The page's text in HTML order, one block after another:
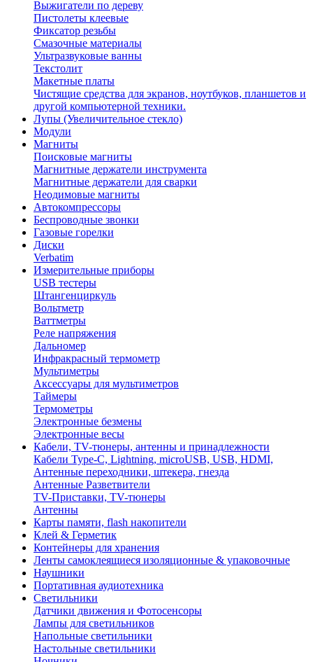
Выжигатели по дереву
Пистолеты клеевые
Фиксатор резьбы
Смазочные материалы
Ультразвуковые ванны
Текстолит
Макетные платы
Чистящие средства для экранов, ноутбуков, планшетов и
другой компьютерной техники.
Лупы (Увеличительное стекло)
Модули
Магниты
Поисковые магниты
Магнитные держатели инструмента
Магнитные держатели для сварки
Неодимовые магниты
Автокомпрессоры
Беспроводные звонки
Газовые горелки
Диски
Verbatim
Измерительные приборы
USB тестеры
Штангенциркуль
Вольтметр
Ваттметры
Реле напряжения
Дальномер
Инфракрасный термометр
Мультиметры
Аксессуары для мультиметров
Таймеры
Термометры
Электронные безмены
Электронные весы
Кабели, TV-тюнеры, антенны и принадлежности
Кабели Type-C, Lightning, microUSB, USB, HDMI,
Антенные переходники, штекера, гнезда
Антенные Разветвители
TV-Приставки, TV-тюнеры
Антенны
Карты памяти, flash накопители
Клей & Герметик
Контейнеры для хранения
Ленты самоклеящиеся изоляционные & упаковочные
Наушники
Портативная аудиотехника
Светильники
Датчики движения и Фотосенсоры
Лампы для светильников
Напольные светильники
Настольные светильники